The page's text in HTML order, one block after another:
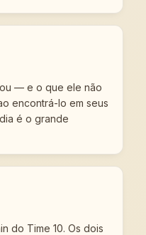
— e o que ele não
encontrá-lo em seus
é o grande
do Time 10. Os dois